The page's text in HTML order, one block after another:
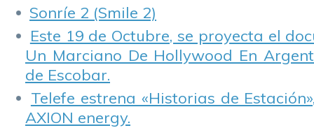
Sonríe 2 (Smile 2)
Este 19 de Octubre, se proyecta el
Un Marciano De Hollywood En
de Escobar.
Telefe estrena «Historias de
AXION energy.